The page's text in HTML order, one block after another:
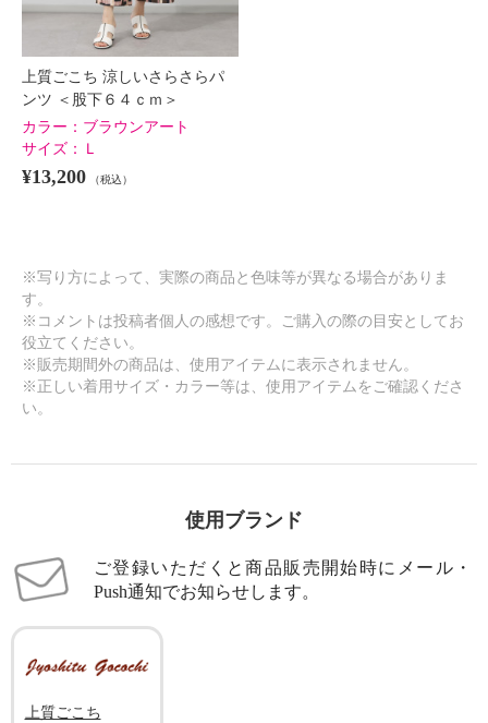
上質ごこち 涼しいさらさらパ
ンツ ＜股下６４ｃｍ＞
カラー： ブラウンアート
サイズ：
Ｌ
¥13,200 （税込）
※写り方によって、実際の商品と色味等が異なる場合がありま
す。
※コメントは投稿者個人の感想です。ご購入の際の目安としてお
役立てください。
※販売期間外の商品は、使用アイテムに表示されません。
※正しい着用サイズ・カラー等は、使用アイテムをご確認くださ
い。
使用ブランド
ご登録いただくと商品販売開始時にメール・
Push通知でお知らせします。
上質ごこち